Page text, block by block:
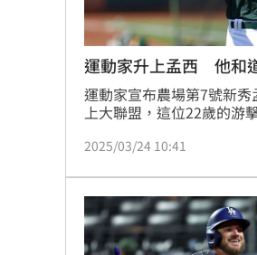
運動家升上孟西 他和
運動家宣布農場第7號新秀
上大聯盟，這位22歲的游
23場敲了11支安打，打擊
2025/03/24 10:41